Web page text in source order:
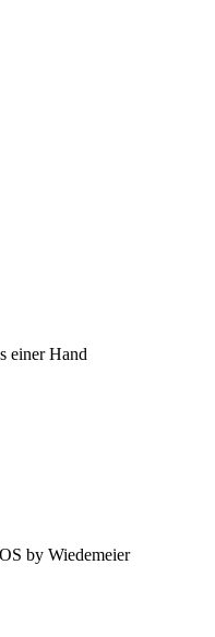
einer Hand
by Wiedemeier